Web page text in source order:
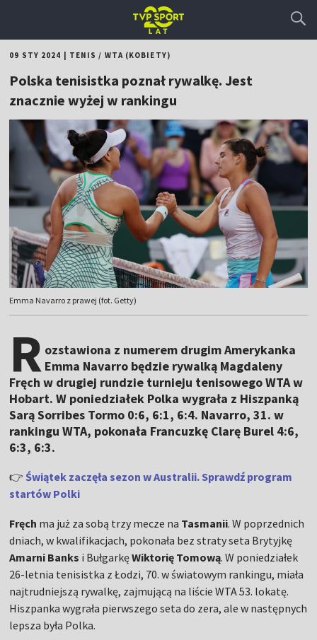
09 STY 2024 TENIS / WTA (KOBIETY)
Polska tenisistka poznał rywalkę. Jest
znacznie wyżej w rankingu
Emma Navarro z prawej (fot. Getty)
R ozstawiona z numerem drugim Amerykanka
Emma Navarro będzie rywalką Magdaleny
Fręch w drugiej rundzie turnieju tenisowego WTA w
Hobart. W poniedziałek Polka wygrała z Hiszpanką
Sarą Sorribes Tormo 0:6, 6:1, 6:4. Navarro, 31. w
rankingu WTA, pokonała Francuzkę Clarę Burel 4:6,
6:3, 6:3.
👉Świątek zaczęła sezon w Australii. Sprawdź program
startów Polki
Fręch ma już za sobą trzy mecze na Tasmanii. W poprzednich
dniach, w kwalifikacjach, pokonała bez straty seta Brytyjkę
Amarni Banks i BułgarkęWiktorię Tomową. W poniedziałek
26-letnia tenisistka z Łodzi, 70. w światowym rankingu, miała
najtrudniejszą rywalkę, zajmującą na liście WTA 53. lokatę.
Hiszpanka wygrała pierwszego seta do zera, ale w następnych
lepsza była Polka.